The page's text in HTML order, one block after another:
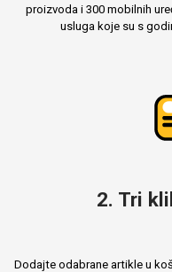
proizvoda i 300 mobilnih
usluga koje su s
2. Tri
Dodajte odabrane artikle u
Gaming motivi